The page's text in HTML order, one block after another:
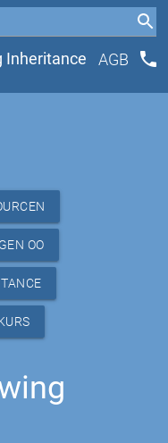
Inheritance AGB phone
OO